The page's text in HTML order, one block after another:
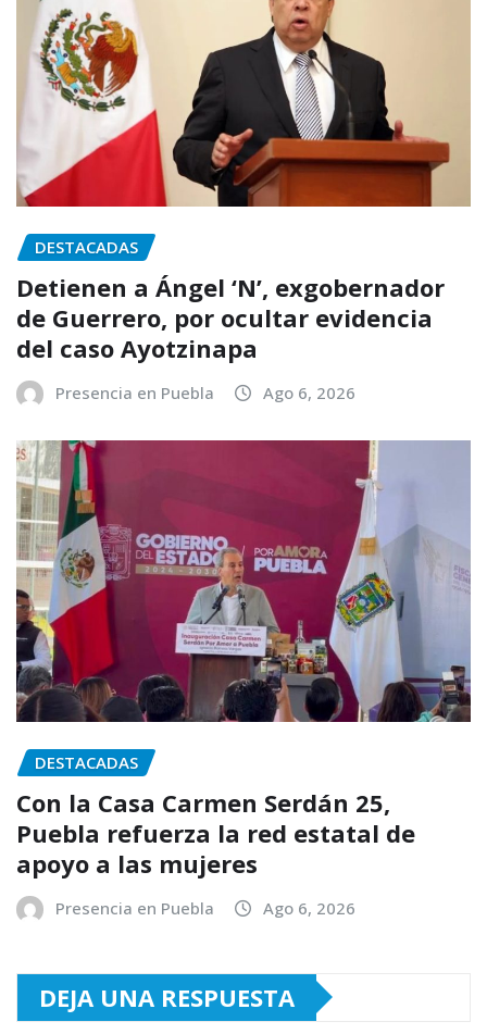
DESTACADAS
Detienen a Ángel ‘N’, exgobernador
de Guerrero, por ocultar evidencia
del caso Ayotzinapa
Presencia en Puebla Ago 6, 2026
DESTACADAS
Con la Casa Carmen Serdán 25,
Puebla refuerza la red estatal de
apoyo a las mujeres
Presencia en Puebla Ago 6, 2026
DEJA UNA RESPUESTA